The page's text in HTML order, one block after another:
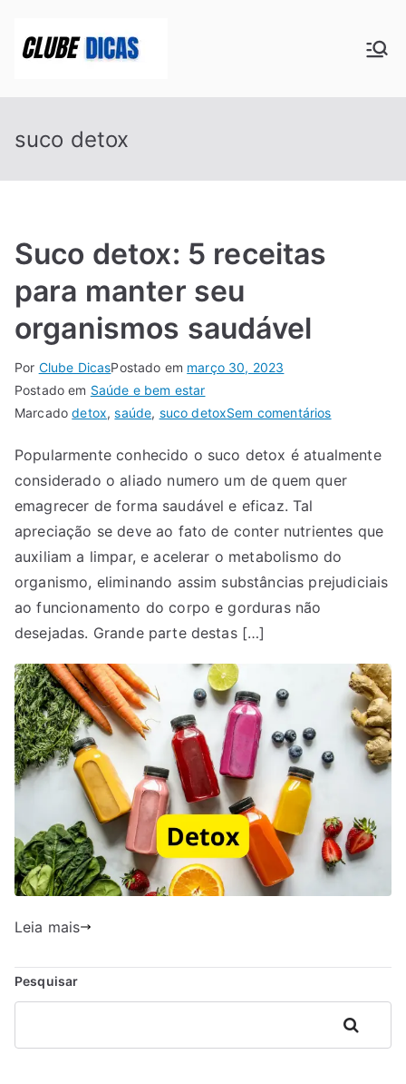
para
Clube Dicas
suco detox
Suco detox: 5 receitas
para manter seu
organismos saudável
Por Clube DicasPostado em março 30, 2023
Postado em Saúde e bem estar
Marcadodetox,saúde, suco detoxSem comentáriosem
detox:
5
para
manter
organismos
Popularmente conhecido o suco detox é atualmente
considerado o aliado numero um de quem quer
emagrecer de forma saudável e eficaz. Tal
apreciação se deve ao fato de conter nutrientes que
auxiliam a limpar, e acelerar o metabolismo do
organismo, eliminando assim substâncias prejudiciais
ao funcionamento do corpo e gorduras não
desejadas. Grande parte destas […]
Leia mais
Pesquisar
Pesquisar